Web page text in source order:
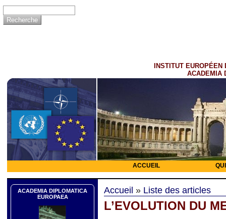
INSTITUT EUROPÉEN
ACADEMIA
ACCUEIL
ACADEMIA DIPLOMATICA
EUROPAEA
Accueil » Liste des articles
L’EVOLUTION DU